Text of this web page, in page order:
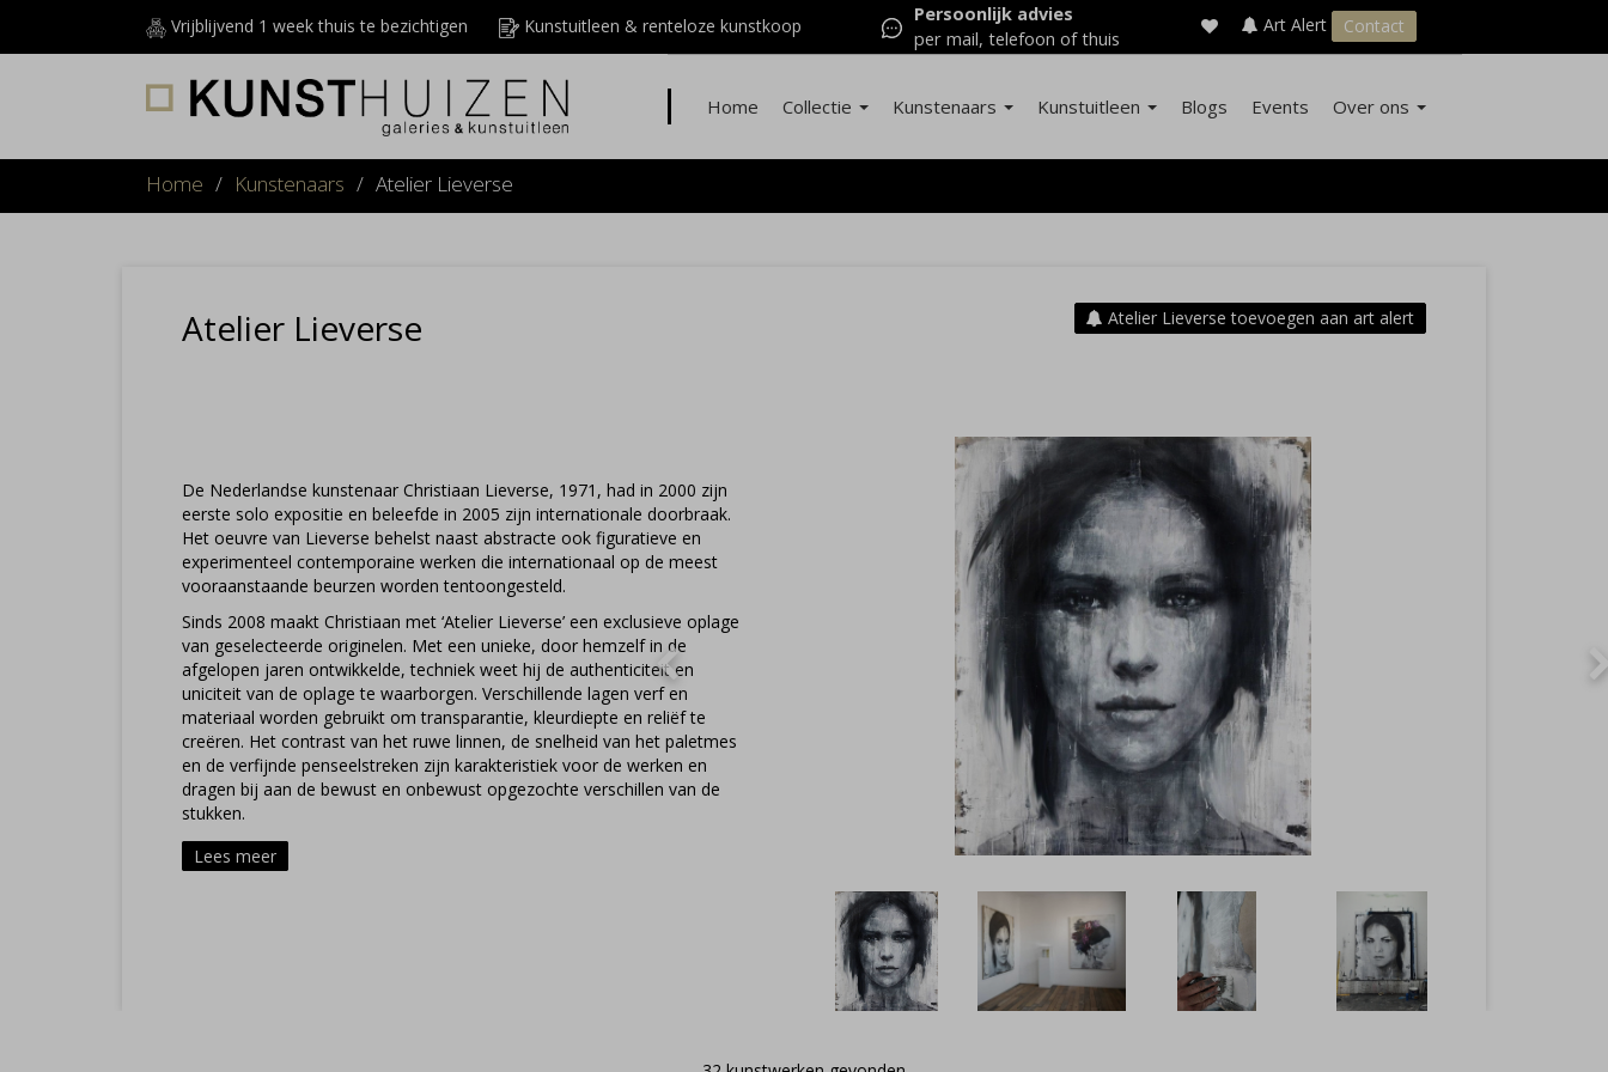
Vrijblijvend 1 week thuis te bezichtigen Kunstuitleen & renteloze kunstkoop
Persoonlijk advies
per mail, telefoon of thuis
Art Alert Contact
Home Collectie Kunstenaars Kunstuitleen Blogs Events Over ons
Home / Kunstenaars / Atelier Lieverse
Atelier Lieverse toevoegen aan art alert
Atelier Lieverse
De Nederlandse kunstenaar Christiaan Lieverse, 1971, had in 2000 zijn
eerste solo expositie en beleefde in 2005 zijn internationale doorbraak.
Het oeuvre van Lieverse behelst naast abstracte ook figuratieve en
experimenteel contemporaine werken die internationaal op de meest
vooraanstaande beurzen worden tentoongesteld.
Sinds 2008 maakt Christiaan met ‘Atelier Lieverse’ een exclusieve oplage
van geselecteerde originelen. Met een unieke, door hemzelf in de
afgelopen jaren ontwikkelde, techniek weet hij de authenticiteit en
uniciteit van de oplage te waarborgen. Verschillende lagen verf en
materiaal worden gebruikt om transparantie, kleurdiepte en reliëf te
creëren. Het contrast van het ruwe linnen, de snelheid van het paletmes
en de verfijnde penseelstreken zijn karakteristiek voor de werken en
dragen bij aan de bewust en onbewust opgezochte verschillen van de
stukken.
Binnen het oeuvre van Lieverse is identiteit in een globaliserende wereld
een vaak terugkerende thematiek. Personen die naar iets of iemand
Lees meer